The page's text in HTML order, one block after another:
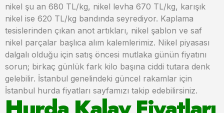
nikel şu an 680 TL/kg, nikel levha 670 TL/kg, karışık
nikel ise 620 TL/kg bandında seyrediyor. Kaplama
tesislerinden çıkan anot artıkları, nikel şablon ve saf
nikel parçalar başlıca alım kalemlerimiz. Nikel piyasası
dalgalı olduğu için satış öncesi mutlaka günün fiyatını
sorun; birkaç günlük fark kilo başına ciddi tutara denk
gelebilir. İstanbul genelindeki güncel rakamlar için
İstanbul hurda fiyatları sayfamızı takip edebilirsiniz.